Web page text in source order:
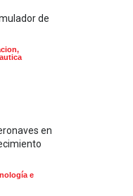
de
,
en
e